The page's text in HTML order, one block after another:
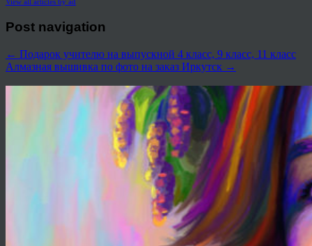
Post navigation
← Подарок учителю на выпускной 4 класс, 9 класс, 11 класс
Алмазная вышивка по фото на заказ Иркутск →